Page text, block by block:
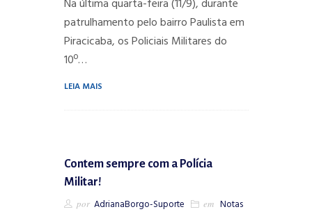
Na última quarta-feira (11/9), durante
patrulhamento pelo bairro Paulista em
Piracicaba, os Policiais Militares do
10º…
LEIA MAIS
Contem sempre com a Polícia
Militar!
por AdrianaBorgo-Suporte em Notas